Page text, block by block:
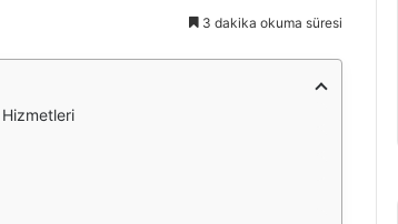
3 dakika okuma süresi
Hizmetleri